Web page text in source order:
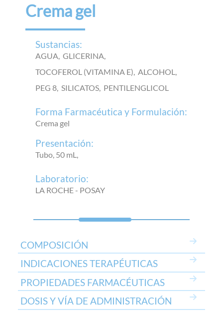
Crema gel
Sustancias:
AGUA,GLICERINA,
TOCOFEROL (VITAMINA E),ALCOHOL,
PEG 8,SILICATOS, PENTILENGLICOL
Forma Farmacéutica y Formulación:
Crema gel
Presentación:
Tubo, 50 mL,
Laboratorio:
LA ROCHE - POSAY
COMPOSICIÓN
INDICACIONES TERAPÉUTICAS
PROPIEDADES FARMACÉUTICAS
DOSIS Y VÍA DE ADMINISTRACIÓN